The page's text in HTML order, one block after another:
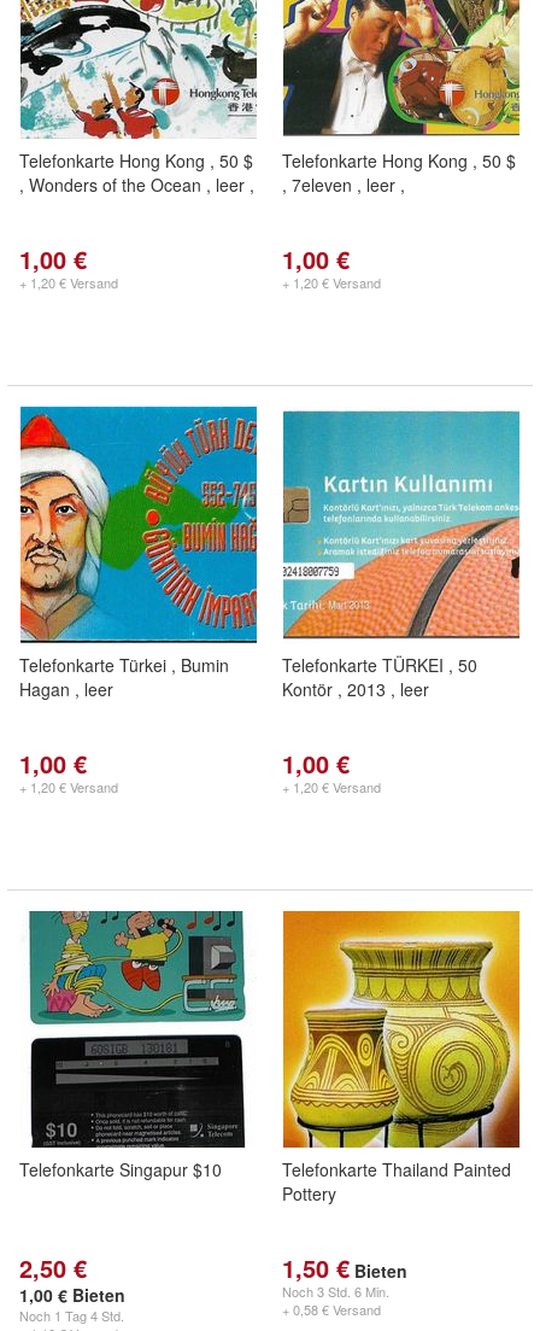
Telefonkarte Hong Kong , 50 $
, Wonders of the Ocean , leer ,
1,00 €
+ 1,20 € Versand
Telefonkarte Hong Kong , 50 $
, 7eleven , leer ,
1,00 €
+ 1,20 € Versand
Telefonkarte Türkei , Bumin
Hagan , leer
1,00 €
+ 1,20 € Versand
Telefonkarte TÜRKEI , 50
Kontör , 2013 , leer
1,00 €
+ 1,20 € Versand
Telefonkarte Singapur $10
2,50 €
1,00 € Bieten
Noch 1 Tag 4 Std.
Telefonkarte Thailand Painted
Pottery
1,50 € Bieten
Noch3 Std. 6 Min.
+ 0,58 € Versand